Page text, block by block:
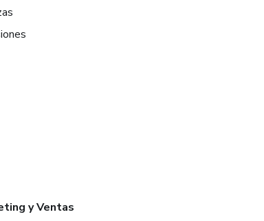
y Ventas